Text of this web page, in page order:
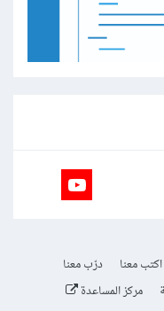
اكتب معنا
درّب معنا
مركز المساعدة